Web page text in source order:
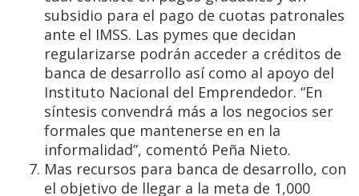
subsidio para el pago de cuotas patronales
ante el IMSS. Las pymes que decidan
regularizarse podrán acceder a créditos de
banca de desarrollo así como al apoyo del
Instituto Nacional del Emprendedor. “En
síntesis convendrá más a los negocios ser
formales que mantenerse en en la
informalidad”, comentó Peña Nieto.
Mas recursos para banca de desarrollo, con
el objetivo de llegar a la meta de 1,000